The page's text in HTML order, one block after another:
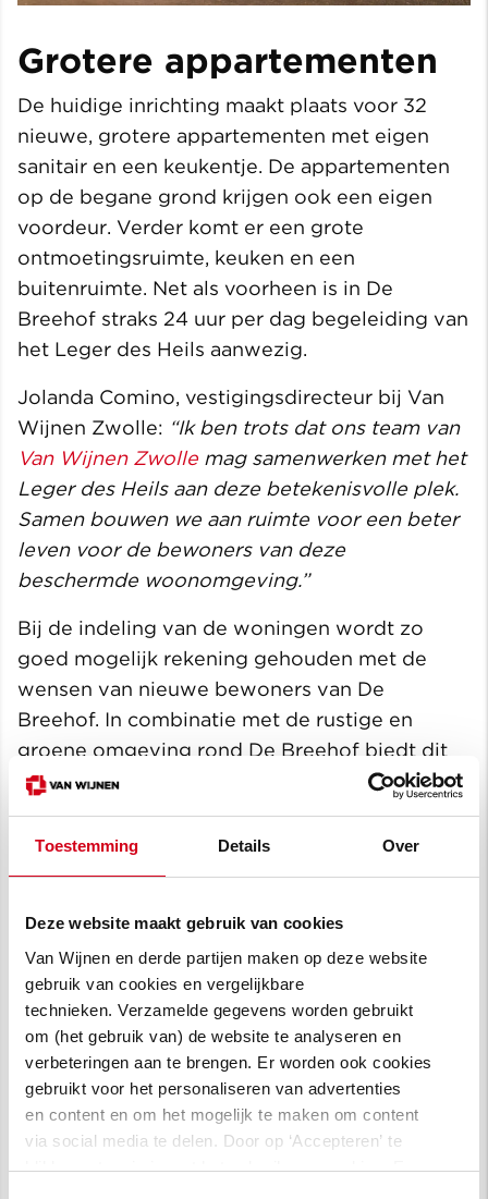
Toestemming Details Over
Deze website maakt gebruik van cookies
Van Wijnen en derde partijen maken op deze website
gebruik van cookies en vergelijkbare
technieken. Verzamelde gegevens worden gebruikt
om (het gebruik van) de website te analyseren en
verbeteringen aan te brengen. Er worden ook cookies
gebruikt voor het personaliseren van advertenties
en content en om het mogelijk te maken om content
via social media te delen. Door op ‘Accepteren’ te
klikken, stem je in met het gebruik van cookies. Een
Grotere appartementen
De huidige inrichting maakt plaats voor 32
nieuwe, grotere appartementen met eigen
sanitair en een keukentje. De appartementen
op de begane grond krijgen ook een eigen
voordeur. Verder komt er een grote
ontmoetingsruimte, keuken en een
buitenruimte. Net als voorheen is in De
Breehof straks 24 uur per dag begeleiding van
het Leger des Heils aanwezig.
Jolanda Comino, vestigingsdirecteur bij Van
Wijnen Zwolle: “Ik ben trots dat ons team van
Van Wijnen Zwolle mag samenwerken met het
Leger des Heils aan deze betekenisvolle plek.
Samen bouwen we aan ruimte voor een beter
leven voor de bewoners van deze
beschermde woonomgeving.”
Bij de indeling van de woningen wordt zo
goed mogelijk rekening gehouden met de
wensen van nieuwe bewoners van De
Breehof. In combinatie met de rustige en
groene omgeving rond De Breehof biedt dit
een heel nieuw perspectief op wonen voor de
betrokken bewoners.